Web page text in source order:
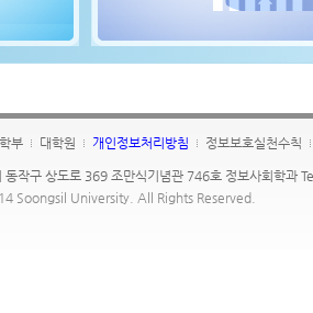
학부 대학원 개인정보처리방침 정보보호실천수칙
동작구 상도로 369 조만식기념관 746호 정보사회학
Soongsil University. All Rights Reserved.